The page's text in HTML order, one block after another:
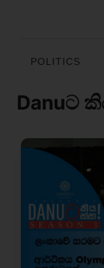
POLITICS